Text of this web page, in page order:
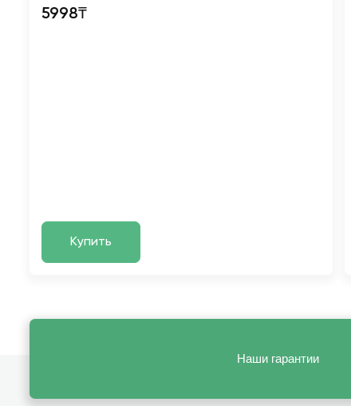
5998₸
Купить
Наши гарантии